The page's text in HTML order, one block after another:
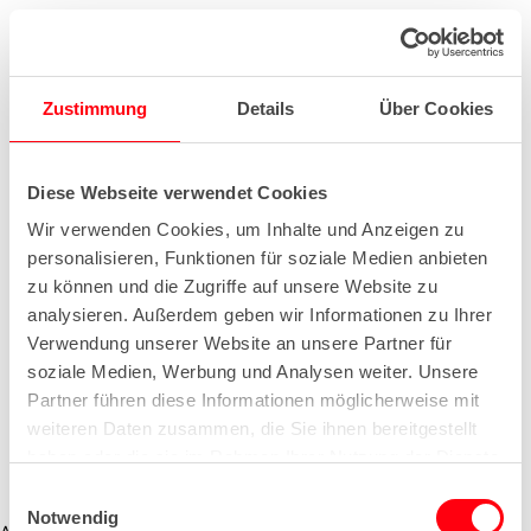
Zustimmung Details Über Cookies
Diese Webseite verwendet Cookies
Wir verwenden Cookies, um Inhalte und Anzeigen zu
personalisieren, Funktionen für soziale Medien anbieten
zu können und die Zugriffe auf unsere Website zu
analysieren. Außerdem geben wir Informationen zu Ihrer
Verwendung unserer Website an unsere Partner für
soziale Medien, Werbung und Analysen weiter. Unsere
Partner führen diese Informationen möglicherweise mit
weiteren Daten zusammen, die Sie ihnen bereitgestellt
Notwendig